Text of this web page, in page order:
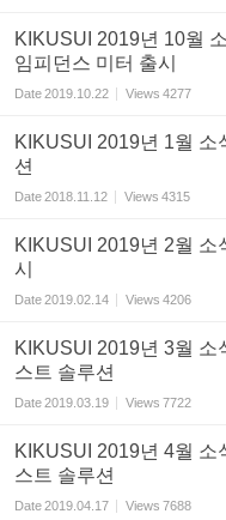
KIKUSUI 2019년 10월
임피던스 미터 출시
Date2019.10.22 Views 4277
KIKUSUI 2019년 1월 소
션
Date2018.11.12 Views 4315
KIKUSUI 2019년 2월
시
Date2019.02.14 Views 4206
KIKUSUI 2019년 3월 소
스트 솔루션
Date2019.03.19 Views 7722
KIKUSUI 2019년 4월 소
스트 솔루션
Date2019.04.17 Views 7688